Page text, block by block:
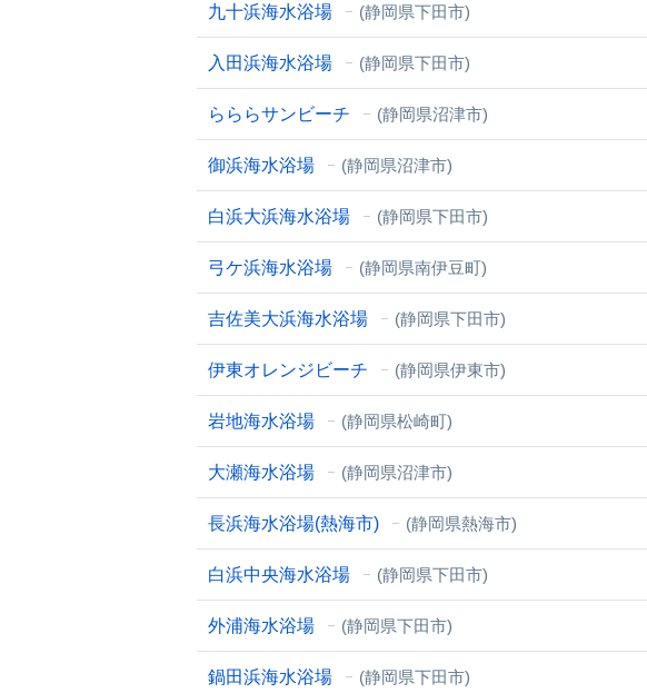
九十浜海水浴場 (静岡県下田市)
入田浜海水浴場 (静岡県下田市)
らららサンビーチ (静岡県沼津市)
御浜海水浴場 (静岡県沼津市)
白浜大浜海水浴場 (静岡県下田市)
弓ケ浜海水浴場 (静岡県南伊豆町)
吉佐美大浜海水浴場 (静岡県下田市)
伊東オレンジビーチ (静岡県伊東市)
岩地海水浴場 (静岡県松崎町)
大瀬海水浴場 (静岡県沼津市)
長浜海水浴場(熱海市) (静岡県熱海市)
白浜中央海水浴場 (静岡県下田市)
外浦海水浴場 (静岡県下田市)
鍋田浜海水浴場 (静岡県下田市)